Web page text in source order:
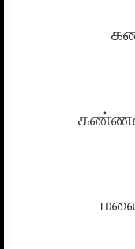
கண்ணன்